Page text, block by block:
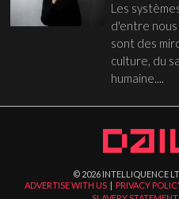
Les
d'entre
sont des
culture, du
humaine....
© 2026 INTELLIQUENCE
ADVERTISE WITH US | PRIVACY